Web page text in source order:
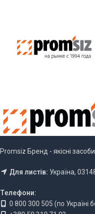
Promsiz Бренд - якісні
Для листів: Україна,
Телефони:
0 800 300 505 (по Україні